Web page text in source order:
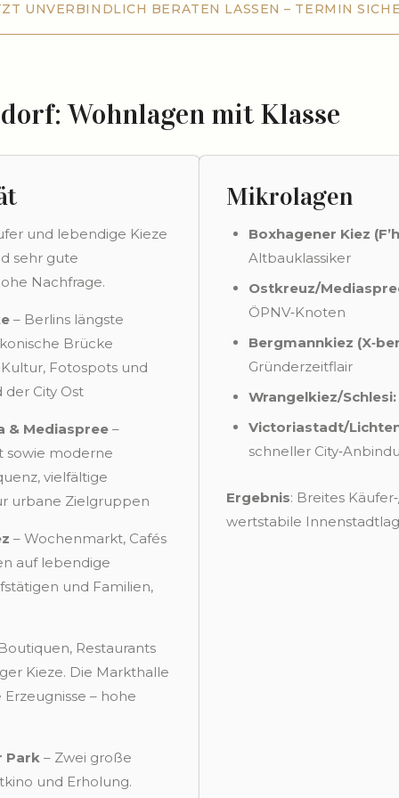
UNVERBINDLICH BERATEN LASSEN – TERMIN
BERATEN LASSEN – TERMIN SICHERN
Wohnlagen mit Klasse
und lebendige Kieze
sehr gute
Nachfrage.
– Berlins längste
Brücke
Fotospots und
der City Ost
& Mediaspree –
sowie moderne
vielfältige
urbane Zielgruppen
– Wochenmarkt, Cafés
auf lebendige
und Familien,
Restaurants
Kieze. Die Markthalle
– hohe
Park – Zwei große
und Erholung.
Mikrolagen
Boxhagener Kiez
Altbauklassiker
Ostkreuz/
ÖPNV‑Knoten
Bergmannkiez
Gründerzeitflair
Wrangelkiez/Schlesi:
Victoriastadt/
schneller
Ergebnis: Breites
wertstabile